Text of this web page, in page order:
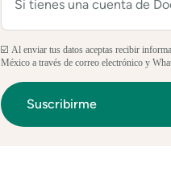
☑️ Al enviar tus datos aceptas recibir
México a través de correo electrónico y